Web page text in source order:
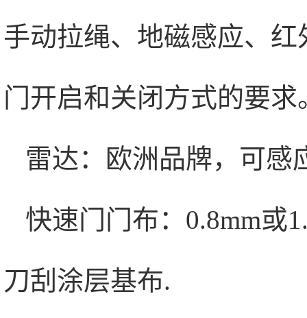
手动拉绳、地磁感应、
门开启和关闭方式的要求
雷达：欧洲品牌，可感
快速门门布：0.8mm或
刀刮涂层基布.